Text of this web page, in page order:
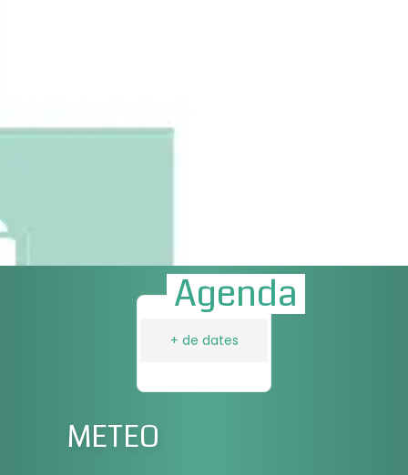
Agenda
+ de dates
METEO